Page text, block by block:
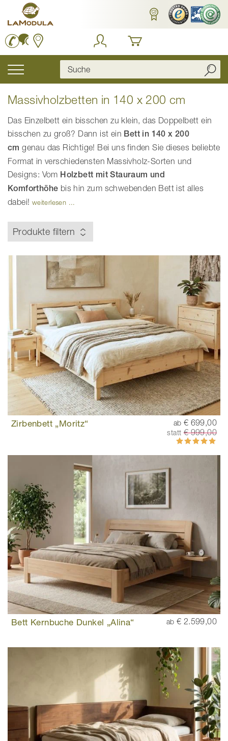
Inhalt
springen
Navigation
Massivholzbetten in 140 x 200 cm
Das Einzelbett ein bisschen zu klein, das Doppelbett ein
bisschen zu groß? Dann ist ein Bett in 140 x 200
cmgenau das Richtige! Bei uns finden Sie dieses beliebte
Format in verschiedensten Massivholz-Sorten und
Designs: Vom Holzbett mit Stauraum und
Komforthöhe bis hin zum schwebenden Bett ist alles
dabei! weiterlesen ...
Zirbenbett „Moritz“ ab € 699,00
statt€ 999,00
Bewertung:
98%
Bett Kernbuche Dunkel „Alina“ ab € 2.599,00
Produkte filtern